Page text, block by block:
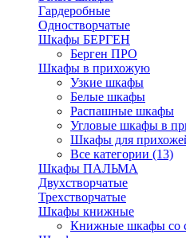
Гардеробные
Одностворчатые
Шкафы БЕРГЕН
Берген ПРО
Шкафы в прихожую
Узкие шкафы
Белые шкафы
Распашные шкафы
Угловые шкафы в
Шкафы для
Все категории (13)
Шкафы ПАЛЬМА
Двухстворчатые
Трехстворчатые
Шкафы книжные
Книжные шкафы со